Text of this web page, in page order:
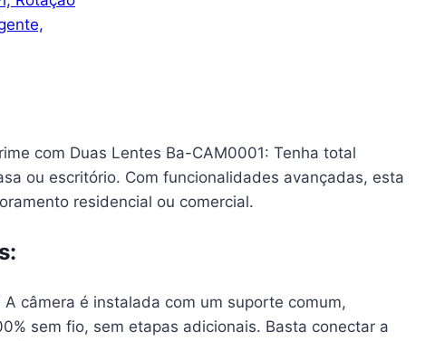
com Duas Lentes Ba-CAM0001: Tenha total
ou escritório. Com funcionalidades avançadas, esta
residencial ou comercial.
A câmera é instalada com um suporte comum,
sem fio, sem etapas adicionais. Basta conectar a